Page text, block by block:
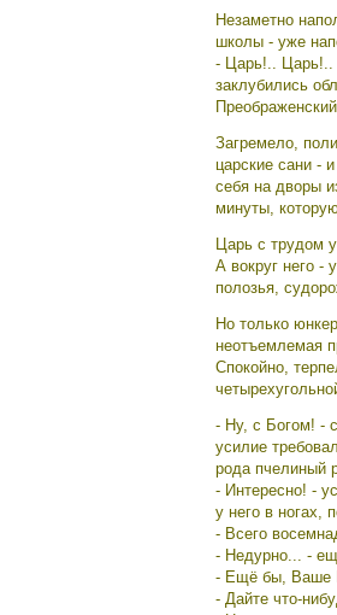
Незаметно
школы - уже
- Царь!.. Царь!..
заклубились
Загремело,
царские сани -
себя на дворы
минуты,
Царь с трудом
А вокруг него -
полозья,
Но только
неотъемлемая
Спокойно,
- Ну, с Богом! -
усилие
рода пчелиный
- Интересно! -
у него в ногах,
- Всего
- Недурно... -
- Ещё бы, Ваше
- Дайте что-